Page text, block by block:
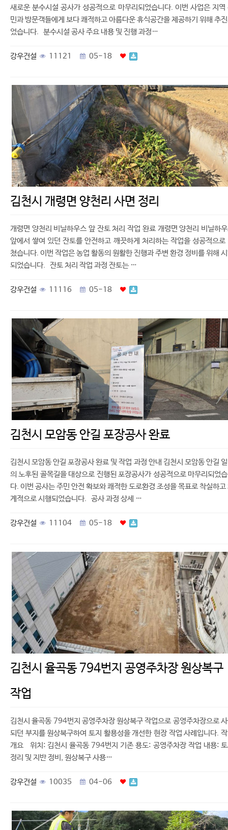
새로운 분수시설 공사가 성공적으로 마무리되었습니다. 이번 사업은 지역
민과 방문객들에게 보다 쾌적하고 아름다운 휴식공간을 제공하기 위해 추
었습니다. 분수시설 공사 주요 내용 및 진행 과정…
강우건설 11121 05-18
김천시 개령면 양천리 사면 정리
개령면 양천리 비닐하우스 앞 잔토 처리 작업 완료 개령면 양천리 비닐하
앞에서 쌓여 있던 잔토를 안전하고 깨끗하게 처리하는 작업을 성공적으로
쳤습니다. 이번 작업은 농업 활동의 원활한 진행과 주변 환경 정비를 위해
되었습니다. 잔토 처리 작업 과정 잔토는 …
강우건설 11116 05-18
김천시 모암동 안길 포장공사 완료
김천시 모암동 안길 포장공사 완료 및 작업 과정 안내 김천시 모암동 안길
의 노후된 골목길을 대상으로 진행된 포장공사가 성공적으로 마무리되었
다. 이번 공사는 주민 안전 확보와 쾌적한 도로환경 조성을 목표로 착실하고
계적으로 시행되었습니다. 공사 과정 상세 …
강우건설 11104 05-18
김천시 율곡동 794번지 공영주차장 원상복구
작업
김천시 율곡동 794번지 공영주차장 원상복구 작업으로 공영주차장으로
되던 부지를 원상복구하여 토지 활용성을 개선한 현장 작업 사례입니다.
개요 위치: 김천시 율곡동 794번지 기존 용도: 공영주차장 작업 내용:
정리 및 지반 정비, 원상복구 사용…
강우건설 10035 04-06